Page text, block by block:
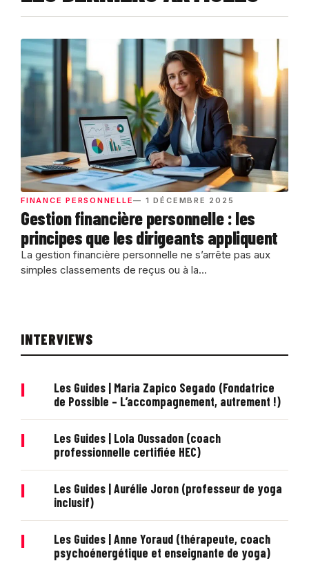
FINANCE PERSONNELLE— 1 DÉCEMBRE 2025
Gestion financière personnelle : les
principes que les dirigeants appliquent
La gestion financière personnelle ne s’arrête pas aux
simples classements de reçus ou à la...
INTERVIEWS
|
Les Guides | Maria Zapico Segado (Fondatrice
de Possible – L’accompagnement, autrement !)
|
Les Guides | Lola Oussadon (coach
professionnelle certifiée HEC)
|
Les Guides | Aurélie Joron (professeur de yoga
inclusif)
|
Les Guides | Anne Yoraud (thérapeute, coach
psychoénergétique et enseignante de yoga)